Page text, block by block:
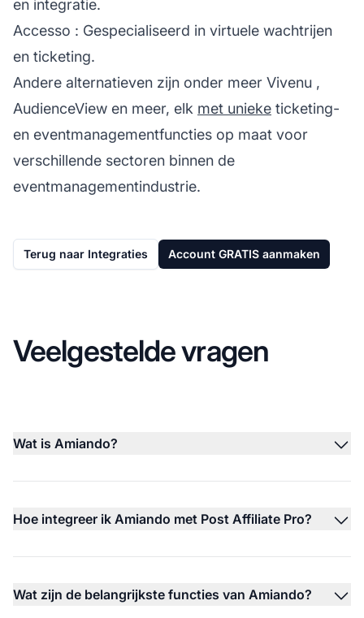
en integratie.
Accesso : Gespecialiseerd in virtuele wachtrijen
en ticketing.
Andere alternatieven zijn onder meer Vivenu ,
AudienceView en meer, elk met unieke ticketing-
en eventmanagementfuncties op maat voor
verschillende sectoren binnen de
eventmanagementindustrie.
Terug naar Integraties Account GRATIS aanmaken
Veelgestelde vragen
Wat is Amiando?
Hoe integreer ik Amiando met Post Affiliate Pro?
Wat zijn de belangrijkste functies van Amiando?